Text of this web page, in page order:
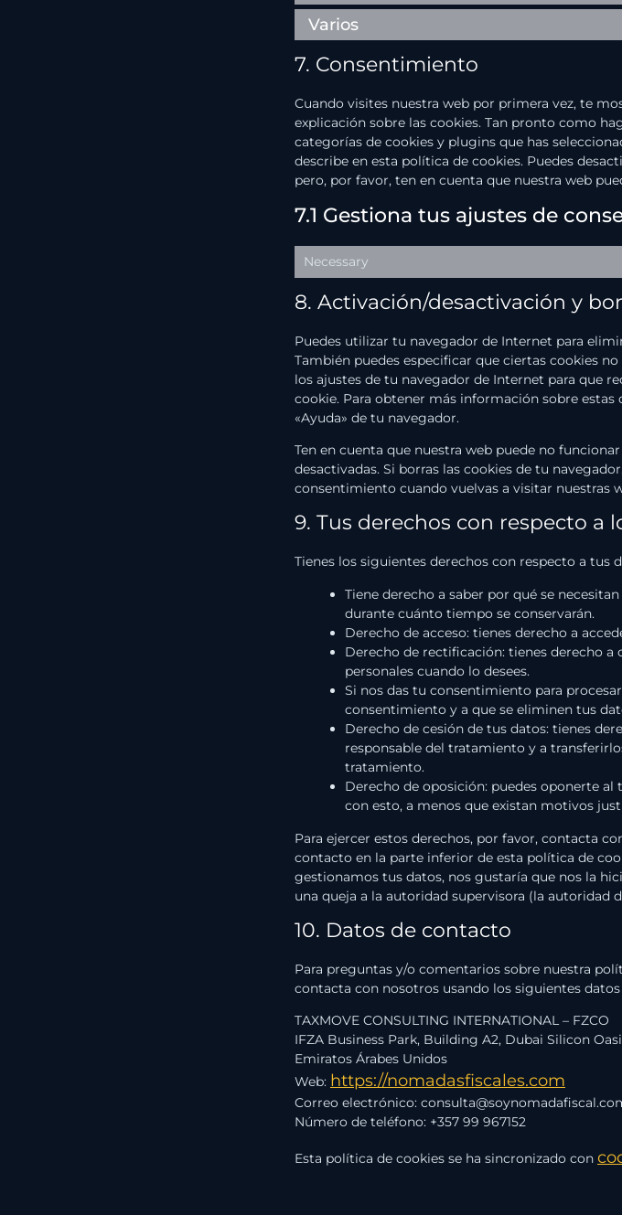
Varios
7. Consentimiento
Cuando visites nuestra web por primera vez, te
explicación sobre las cookies. Tan pronto como
categorías de cookies y plugins que has
describe en esta política de cookies. Puedes
pero, por favor, ten en cuenta que nuestra web
7.1 Gestiona tus ajustes de
Necessary
8. Activación/desactivación y
Puedes utilizar tu navegador de Internet para
También puedes especificar que ciertas cookies
los ajustes de tu navegador de Internet para que
cookie. Para obtener más información sobre
«Ayuda» de tu navegador.
Ten en cuenta que nuestra web puede no
desactivadas. Si borras las cookies de tu
consentimiento cuando vuelvas a visitar nuestras
9. Tus derechos con respecto a
Tienes los siguientes derechos con respecto a tus
Tiene derecho a saber por qué se
durante cuánto tiempo se conservarán.
Derecho de acceso: tienes derecho a
Derecho de rectificación: tienes derecho
personales cuando lo desees.
Si nos das tu consentimiento para
consentimiento y a que se eliminen tus
Derecho de cesión de tus datos: tienes
responsable del tratamiento y a
tratamiento.
Derecho de oposición: puedes oponerte
con esto, a menos que existan motivos
Para ejercer estos derechos, por favor, contacta
contacto en la parte inferior de esta política de
gestionamos tus datos, nos gustaría que nos la
una queja a la autoridad supervisora (la autoridad
10. Datos de contacto
Para preguntas y/o comentarios sobre nuestra
contacta con nosotros usando los siguientes
TAXMOVE CONSULTING INTERNATIONAL – FZCO
IFZA Business Park, Building A2, Dubai Silicon
Emiratos Árabes Unidos
Web: https://nomadasfiscales.com
Correo electrónico: consulta@
Número de teléfono: +357 99 967152
Esta política de cookies se ha sincronizado con